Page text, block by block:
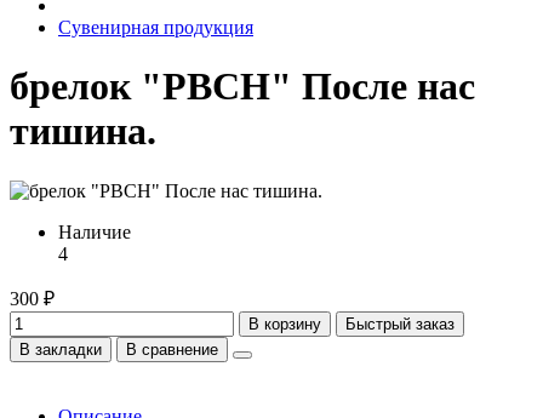
Сувенирная продукция
брелок "РВСН" После нас
тишина.
Наличие
4
300 ₽
В корзину
Быстрый заказ
В закладки
В сравнение